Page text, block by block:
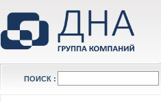
ПОИСК :